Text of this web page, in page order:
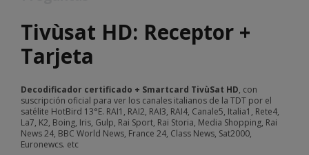
Tivùsat HD: Receptor +
Tarjeta
Decodificador certificado + Smartcard TivùSat HD, con
suscripción oficial para ver los canales italianos de la TDT por el
satélite HotBird 13°E. RAI1, RAI2, RAI3, RAI4, Canale5, Italia1, Rete4,
La7, K2, Boing, Iris, Gulp, Rai Sport, Rai Storia, Media Shopping, Rai
News 24, BBC World News, France 24, Class News, Sat2000,
Euronewcs. etc